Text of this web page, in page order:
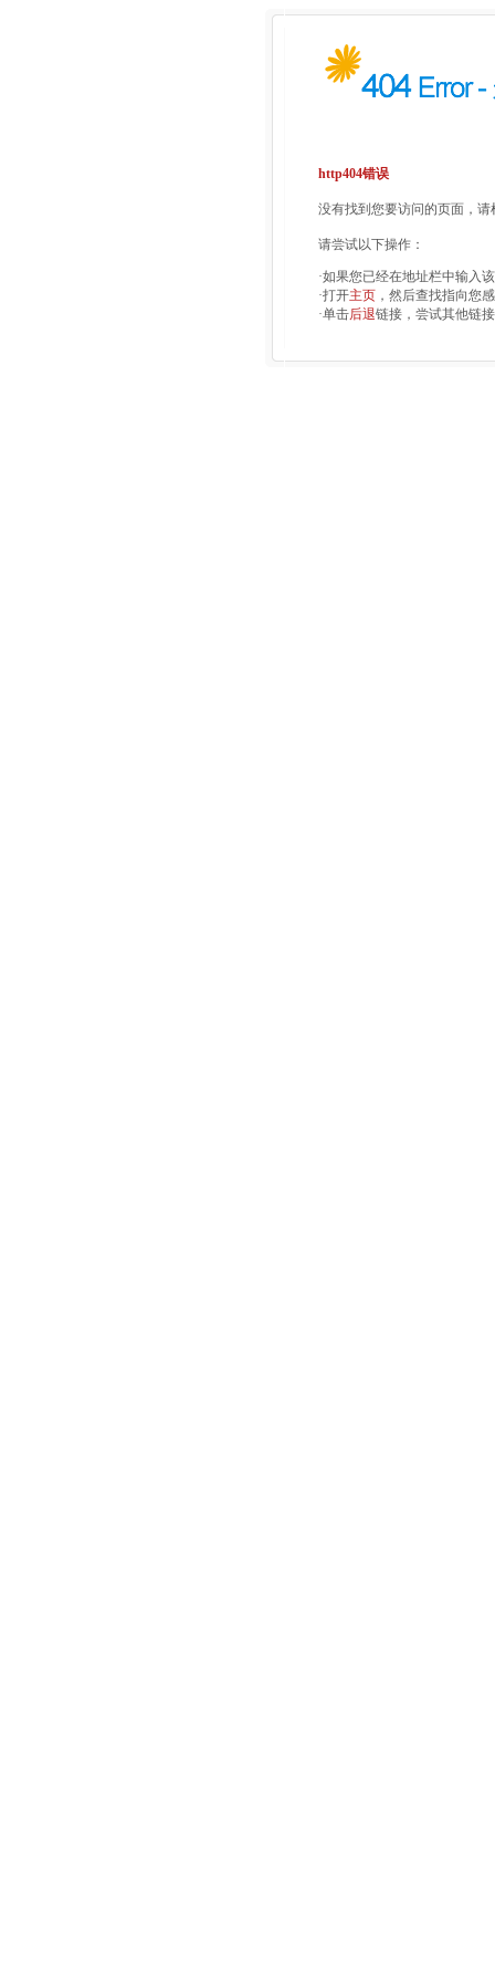
http404错误
没有找到您要访问的页面，
请尝试以下操作：
·如果您已经在地址栏中输入
·打开主页 ，然后查找指向您
·单击后退链接，尝试其他链